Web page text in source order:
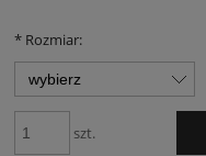
* Rozmiar:
szt.